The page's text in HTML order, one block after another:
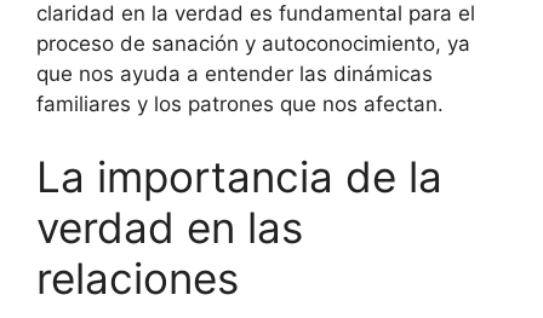
claridad en la verdad es fundamental para el
proceso de sanación y autoconocimiento, ya
que nos ayuda a entender las dinámicas
familiares y los patrones que nos afectan.
La importancia de la
verdad en las
relaciones